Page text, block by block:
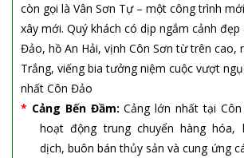
còn gọi là Vân Sơn Tự – một công trình
xây mới. Quý khách có dịp ngắm cảnh
Đảo, hồ An Hải, vịnh Côn Sơn từ trên cao,
Trắng, viếng bia tưởng niệm cuộc vượt
nhất Côn Đảo
* Cảng Bến Đầm: Cảng lớn nhất tại
hoạt động trung chuyển hàng hóa,
dịch, buôn bán thủy sản và cung ứng